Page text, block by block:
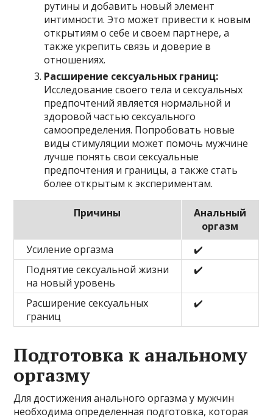
рутины и добавить новый элемент
интимности. Это может привести к новым
открытиям о себе и своем партнере, а
также укрепить связь и доверие в
отношениях.
Расширение сексуальных границ:
Исследование своего тела и сексуальных
предпочтений является нормальной и
здоровой частью сексуального
самоопределения. Попробовать новые
виды стимуляции может помочь мужчине
лучше понять свои сексуальные
предпочтения и границы, а также стать
более открытым к экспериментам.
Причины
Анальный
оргазм
Усиление оргазма
✔️
Поднятие сексуальной жизни
на новый уровень
✔️
Расширение сексуальных
границ
✔️
Подготовка к анальному
оргазму
Для достижения анального оргазма у мужчин
необходима определенная подготовка, которая